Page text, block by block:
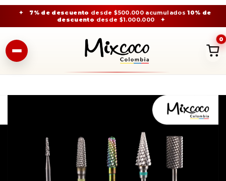
✦ 7% de descuento desde $500.000 acumulados10% de
descuento desde $1.000.000 ✦
0